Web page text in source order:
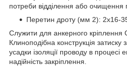
потреби відділення або очищення
Перетин дроту (мм 2): 2х16-
Служити для анкерного кріплення
Клиноподібна конструкція затиску
усадки ізоляції проводу в процесі
надійність закріплення.